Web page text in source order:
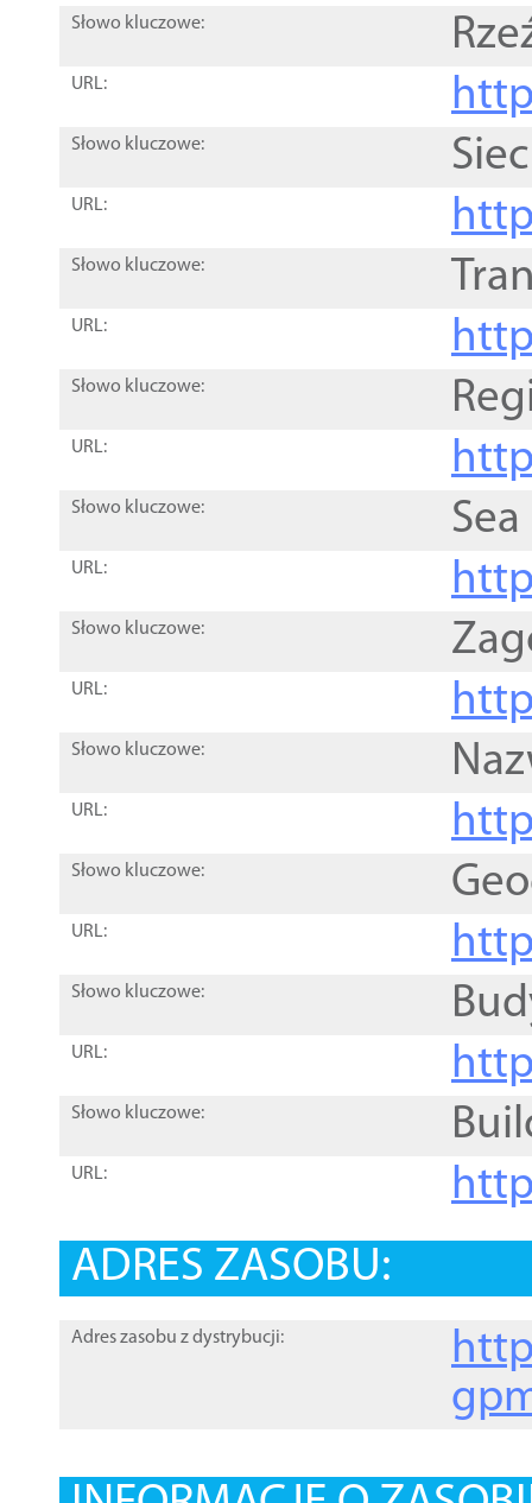
Słowo kluczowe:
URL:
Słowo kluczowe:
URL:
Słowo kluczowe:
URL:
Słowo kluczowe:
URL:
Słowo kluczowe:
URL:
Słowo kluczowe:
URL:
Słowo kluczowe:
URL:
Słowo kluczowe:
URL:
Słowo kluczowe:
URL:
Słowo kluczowe:
URL:
ADRES ZASOBU:
Adres zasobu z dystrybucji: